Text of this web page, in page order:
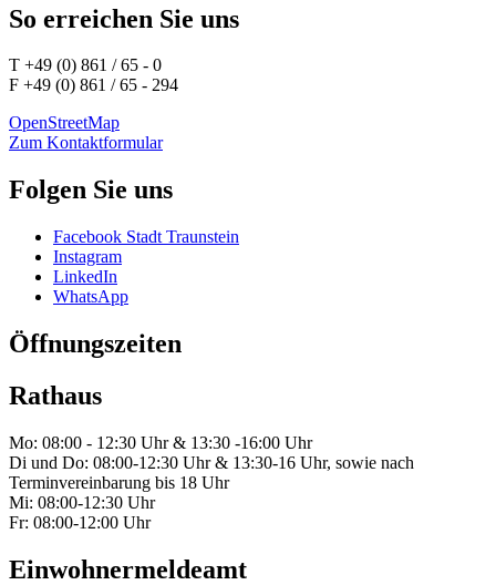
So erreichen Sie uns
T +49 (0) 861 / 65 - 0
F +49 (0) 861 / 65 - 294
OpenStreetMap
Zum Kontaktformular
Folgen Sie uns
Facebook Stadt Traunstein
Instagram
LinkedIn
WhatsApp
Öffnungszeiten
Rathaus
Mo: 08:00 - 12:30 Uhr & 13:30 -16:00 Uhr
Di und Do: 08:00-12:30 Uhr & 13:30-16 Uhr, sowie nach
Terminvereinbarung bis 18 Uhr
Mi: 08:00-12:30 Uhr
Fr: 08:00-12:00 Uhr
Einwohnermeldeamt